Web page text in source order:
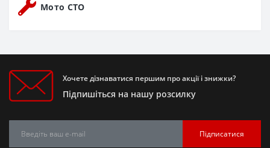
Мото СТО
Хочете дізнаватися першим про акції і знижки?
Підпишіться на нашу розсилку
Підписатися